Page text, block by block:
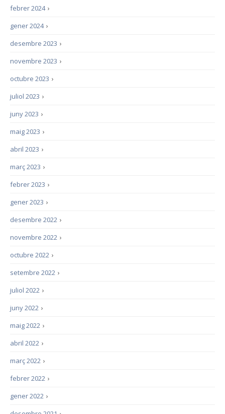
›
febrer 2024
›
gener 2024
›
desembre 2023
›
novembre 2023
›
octubre 2023
›
juliol 2023
›
juny 2023
›
maig 2023
›
abril 2023
›
març 2023
›
febrer 2023
›
gener 2023
›
desembre 2022
›
novembre 2022
›
octubre 2022
›
setembre 2022
›
juliol 2022
›
juny 2022
›
maig 2022
›
abril 2022
›
març 2022
›
febrer 2022
›
gener 2022